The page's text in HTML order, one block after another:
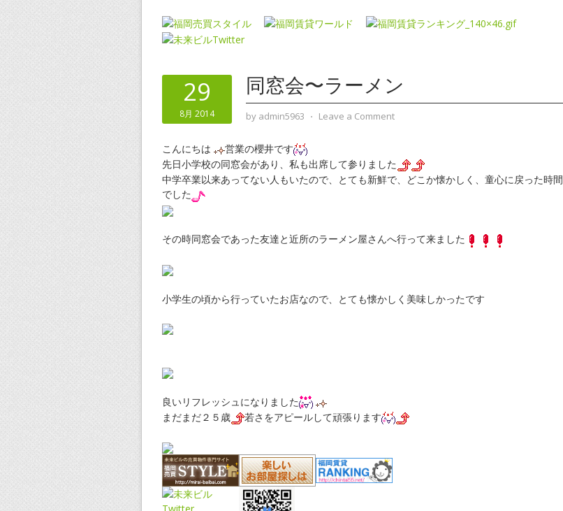
29
8月 2014
同窓会〜ラーメン
by admin5963 ⋅ Leave a Comment
こんにちは
営業の櫻井です
先日小学校の同窓会があり、私も出席して参りました
中学卒業以来あってない人もいたので、とても新鮮で、どこか懐かしく、童心に戻った時間
でした
その時同窓会であった友達と近所のラーメン屋さんへ行って来ました
小学生の頃から行っていたお店なので、とても懐かしく美味しかったです
良いリフレッシュになりました
まだまだ２５歳
若さをアピールして頑張ります